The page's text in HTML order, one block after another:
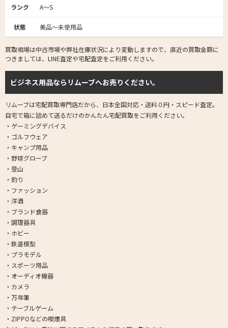
ランク A～S
状態 美品～未使用品
買取相場は中古市場や弊社在庫状況により変動しますので、直近の買取金額に
つきましては、LINE査定や宅配査定をご利用ください。
ビジネス用品ならリムーブへお売りください。
リムーブは宅配買取専門店だから、日本全国対応・送料０円・スピード査定。
自宅で箱に詰めて送るだけのかんたん宅配買取をご利用ください。
・ゲーミングデバイス
・ゴルフウェア
・キャンプ用品
・野球グローブ
・登山
・釣り
・ファッション
・洋酒
・ブランド食器
・調理器具
・ホビー
・鉄道模型
・プラモデル
・スポーツ用品
・オーディオ機器
・カメラ
・万年筆
・テーブルゲーム
・ZIPPOなどの喫煙具